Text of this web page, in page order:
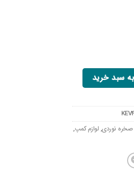
سبد خرید
صخره نوردی, لوازم کمپ,